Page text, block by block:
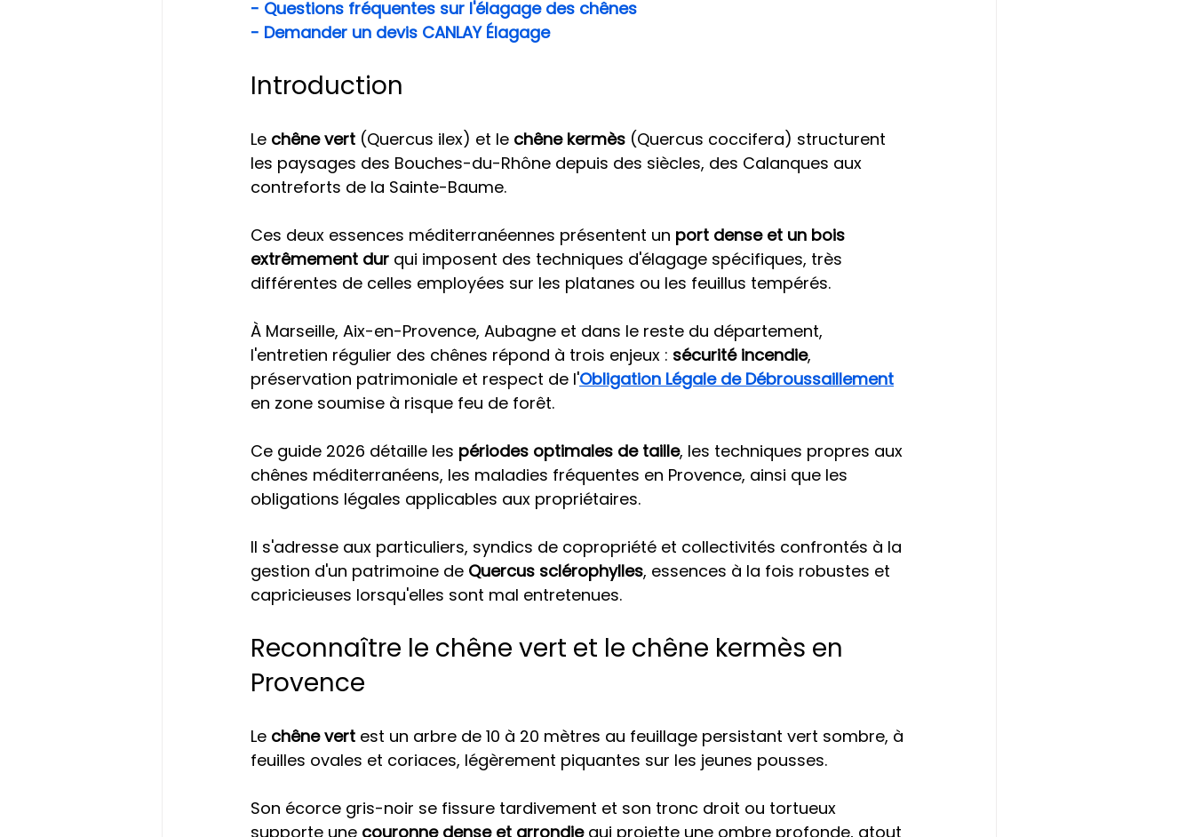
- Questions fréquentes sur l'élagage des chênes
- Demander un devis CANLAY Élagage
Introduction
Le chêne vert (Quercus ilex) et le chêne kermès (Quercus coccifera) structurent
les paysages des Bouches-du-Rhône depuis des siècles, des Calanques aux
contreforts de la Sainte-Baume.
Ces deux essences méditerranéennes présentent un port dense et un bois
extrêmement dur qui imposent des techniques d'élagage spécifiques, très
différentes de celles employées sur les platanes ou les feuillus tempérés.
À Marseille, Aix-en-Provence, Aubagne et dans le reste du département,
l'entretien régulier des chênes répond à trois enjeux : sécurité incendie,
préservation patrimoniale et respect de l'Obligation Légale de Débroussaillement
en zone soumise à risque feu de forêt.
Ce guide 2026 détaille les périodes optimales de taille, les techniques propres aux
chênes méditerranéens, les maladies fréquentes en Provence, ainsi que les
obligations légales applicables aux propriétaires.
Il s'adresse aux particuliers, syndics de copropriété et collectivités confrontés à la
gestion d'un patrimoine de Quercus sclérophylles, essences à la fois robustes et
capricieuses lorsqu'elles sont mal entretenues.
Reconnaître le chêne vert et le chêne kermès en
Provence
Le chêne vert est un arbre de 10 à 20 mètres au feuillage persistant vert sombre, à
feuilles ovales et coriaces, légèrement piquantes sur les jeunes pousses.
Son écorce gris-noir se fissure tardivement et son tronc droit ou tortueux
supporte une couronne dense et arrondie qui projette une ombre profonde, atout